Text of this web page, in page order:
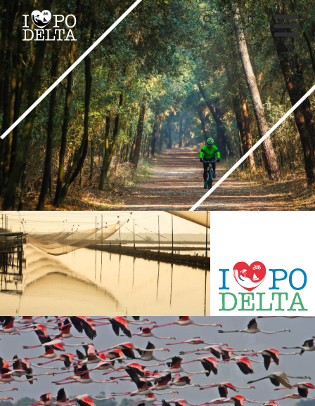
Delta del Po
Delta del Po
IT